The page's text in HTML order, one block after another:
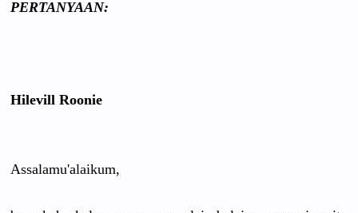
PERTANYAAN:
Hilevill Roonie
Assalamu'alaikum,